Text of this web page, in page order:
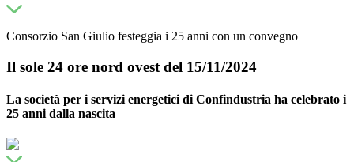
Consorzio San Giulio festeggia i 25 anni con un convegno
Il sole 24 ore nord ovest del 15/11/2024
La società per i servizi energetici di Confindustria ha celebrato i
25 anni dalla nascita